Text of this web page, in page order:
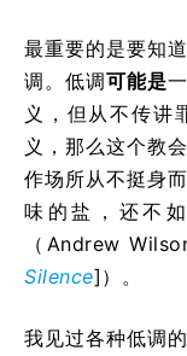
最重要的是要知
调。低调可能是
义，但从不传讲
义，那么这个教
作场所从不挺身
味的盐，还不
（Andrew
Silence]）。
我见过各种低调